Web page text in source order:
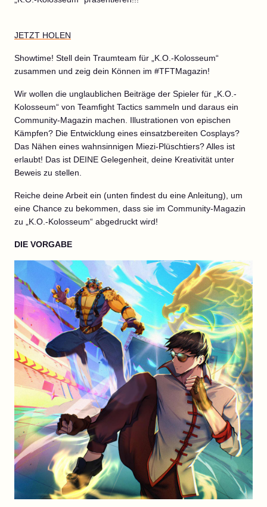
JETZT HOLEN
Showtime! Stell dein Traumteam für „K.O.-Kolosseum“
zusammen und zeig dein Können im #TFTMagazin!
Wir wollen die unglaublichen Beiträge der Spieler für „K.O.-
Kolosseum“ von Teamfight Tactics sammeln und daraus ein
Community-Magazin machen. Illustrationen von epischen
Kämpfen? Die Entwicklung eines einsatzbereiten Cosplays?
Das Nähen eines wahnsinnigen Miezi-Plüschtiers? Alles ist
erlaubt! Das ist DEINE Gelegenheit, deine Kreativität unter
Beweis zu stellen.
Reiche deine Arbeit ein (unten findest du eine Anleitung), um
eine Chance zu bekommen, dass sie im Community-Magazin
zu „K.O.-Kolosseum“ abgedruckt wird!
DIE VORGABE